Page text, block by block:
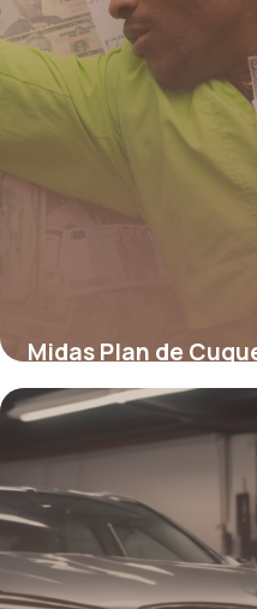
Midas Plan de
12 mai 2026